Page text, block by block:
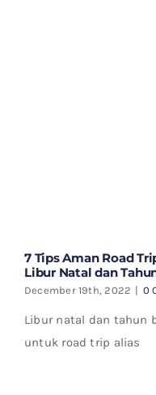
7 Tips Aman Road
Libur Natal dan
December 19th, 2022 | 0
Libur natal dan tahun
untuk road trip alias